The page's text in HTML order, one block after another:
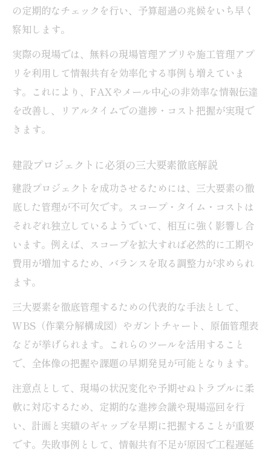
の定期的なチェックを行い、予算超過の兆候をいち早く
察知します。
実際の現場では、無料の現場管理アプリや施工管理アプ
リを利用して情報共有を効率化する事例も増えていま
す。これにより、FAXやメール中心の非効率な情報伝達
を改善し、リアルタイムでの進捗・コスト把握が実現で
きます。
建設プロジェクトに必須の三大要素徹底解説
建設プロジェクトを成功させるためには、三大要素の徹
底した管理が不可欠です。スコープ・タイム・コストは
それぞれ独立しているようでいて、相互に強く影響し合
います。例えば、スコープを拡大すれば必然的に工期や
費用が増加するため、バランスを取る調整力が求められ
ます。
三大要素を徹底管理するための代表的な手法として、
WBS（作業分解構成図）やガントチャート、原価管理表
などが挙げられます。これらのツールを活用すること
で、全体像の把握や課題の早期発見が可能となります。
注意点として、現場の状況変化や予期せぬトラブルに柔
軟に対応するため、定期的な進捗会議や現場巡回を行
い、計画と実績のギャップを早期に把握することが重要
です。失敗事例として、情報共有不足が原因で工程遅延